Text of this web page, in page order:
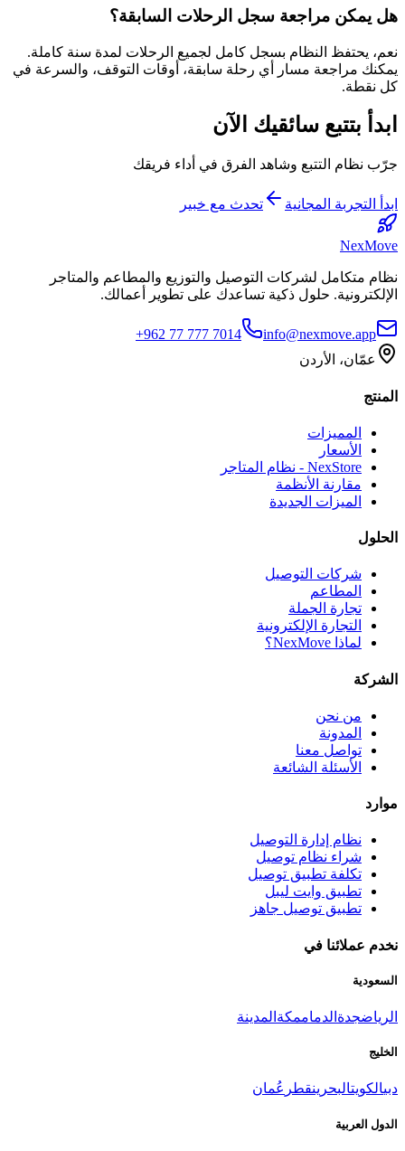
هل يمكن مراجعة سجل الرحلات السابقة؟
نعم، يحتفظ النظام بسجل كامل لجميع الرحلات لمدة سنة كاملة.
يمكنك مراجعة مسار أي رحلة سابقة، أوقات التوقف، والسرعة في
كل نقطة.
ابدأ بتتبع سائقيك الآن
جرّب نظام التتبع وشاهد الفرق في أداء فريقك
ابدأ التجربة المجانية تحدث مع خبير
NexMove
نظام متكامل لشركات التوصيل والتوزيع والمطاعم والمتاجر
الإلكترونية. حلول ذكية تساعدك على تطوير أعمالك.
info@nexmove.app
+962 77 777 7014
عمّان، الأردن
المنتج
المميزات
الأسعار
NexStore - نظام المتاجر
مقارنة الأنظمة
الميزات الجديدة
الحلول
شركات التوصيل
المطاعم
تجارة الجملة
التجارة الإلكترونية
لماذا NexMove؟
الشركة
من نحن
المدونة
تواصل معنا
الأسئلة الشائعة
موارد
نظام إدارة التوصيل
شراء نظام توصيل
تكلفة تطبيق توصيل
تطبيق وايت ليبل
تطبيق توصيل جاهز
نخدم عملائنا في
السعودية
الرياضجدة الدماممكة المدينة
الخليج
دبيالكويتالبحرينقطر عُمان
الدول العربية